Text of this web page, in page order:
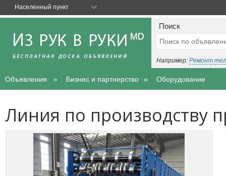
Поиск
Например: Ремонт
Объявления Бизнес и партнерство Оборудование
Линия по производству
Населенный пункт